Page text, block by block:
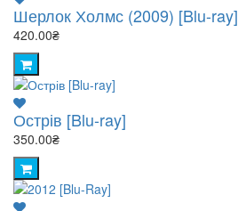
Шерлок Холмс (2009) [Blu-ray]
420.00₴
Острів [Blu-ray]
350.00₴